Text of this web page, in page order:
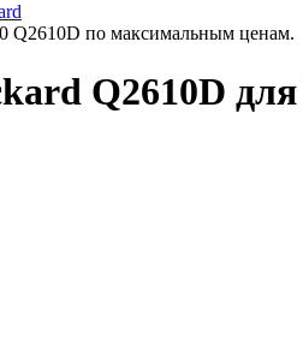
Q2610D по максимальным ценам.
Q2610D для